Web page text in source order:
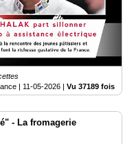
| 11-05-2026 | Vu 37189 fois
- La fromagerie